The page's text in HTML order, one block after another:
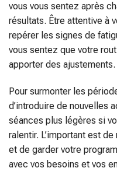
vous vous sentez après
résultats. Être attentive à
repérer les signes de
vous sentez que votre
apporter des ajustements.
Pour surmonter les
d’introduire de nouvelles
séances plus légères si
ralentir. L’important est
et de garder votre
avec vos besoins et vos